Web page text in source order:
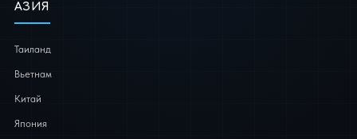
АЗИЯ
Таиланд
Вьетнам
Китай
Япония